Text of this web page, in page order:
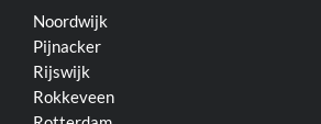
Noordwijk
Pijnacker
Rijswijk
Rokkeveen